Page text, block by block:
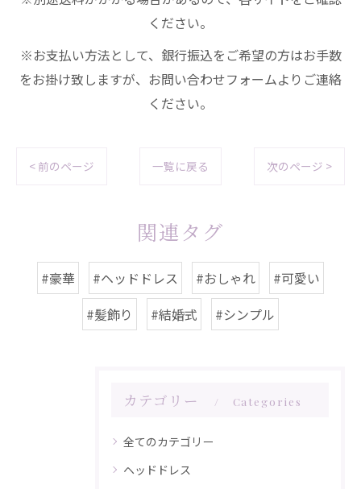
ください。
※お支払い方法として、銀行振込をご希望の方はお手数
をお掛け致しますが、お問い合わせフォームよりご連絡
ください。
< 前のページ 一覧に戻る 次のページ >
関連タグ
#豪華 #ヘッドドレス #おしゃれ
#可愛い
#髪飾り
#結婚式 #シンプル
カテゴリー Categories
全てのカテゴリー
ヘッドドレス